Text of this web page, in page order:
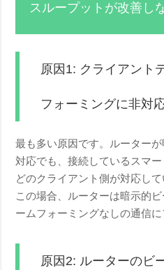
スループットが改善し
原因1: クライアント
フォーミングに非対
最も多い原因です。ルーター
対応でも、接続しているスマ
どのクライアント側が対応し
この場合、ルーターは暗示的
ームフォーミングなしの通信に
原因2: ルーターのビ